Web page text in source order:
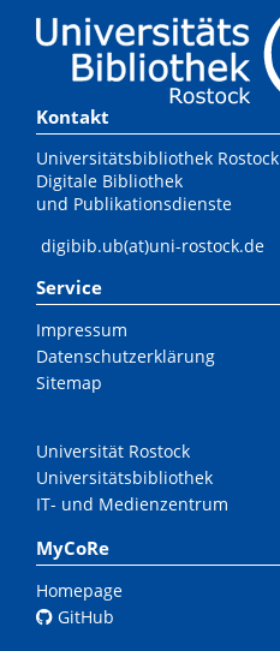
Kontakt
Universitätsbibliothek Rostock
Digitale Bibliothek
und Publikationsdienste
digibib.ub(at)uni-rostock.de
Service
Impressum
Datenschutzerklärung
Sitemap
Universität Rostock
Universitätsbibliothek
IT- und Medienzentrum
MyCoRe
Homepage
GitHub